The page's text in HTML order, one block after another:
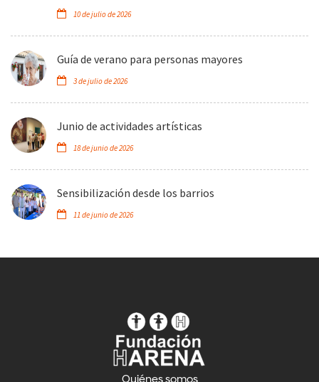
10 de julio de 2026
Guía de verano para personas mayores
3 de julio de 2026
Junio de actividades artísticas
18 de junio de 2026
Sensibilización desde los barrios
11 de junio de 2026
Quiénes somos